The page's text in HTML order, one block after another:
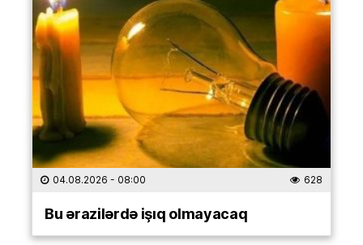
04.08.2026 - 08:00 628
Bu ərazilərdə işıq olmayacaq